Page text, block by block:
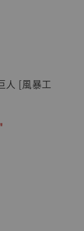
人 [風暴工